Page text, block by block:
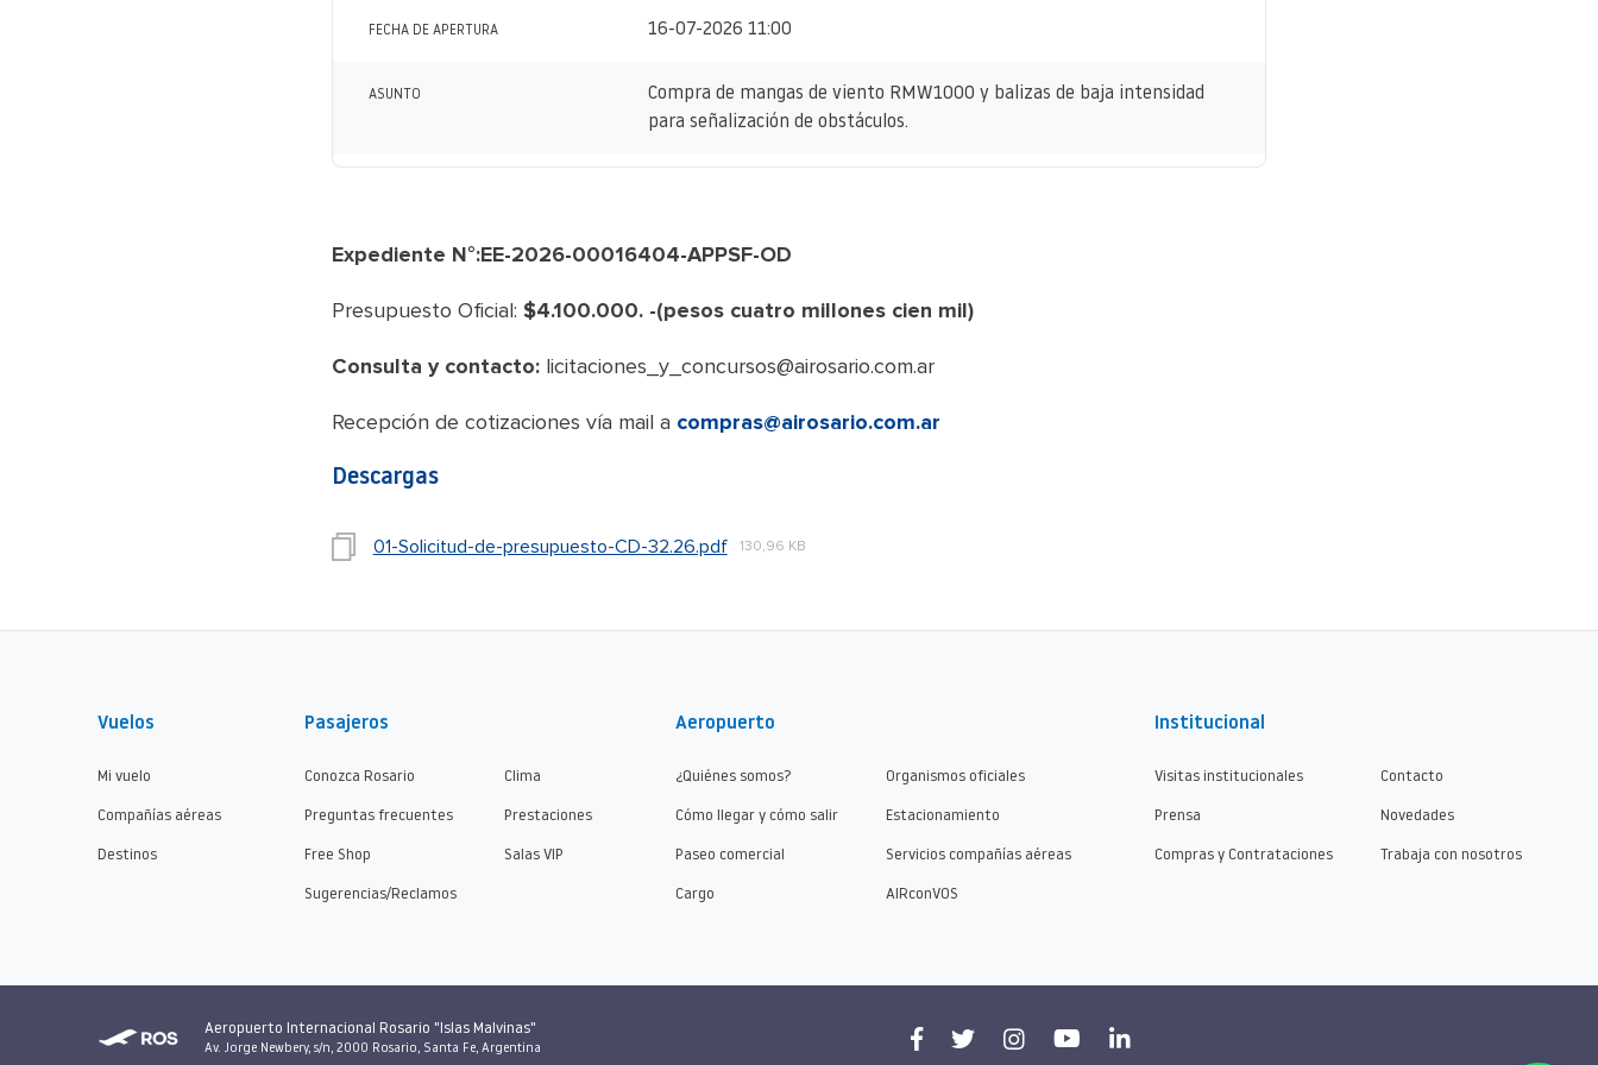
FECHA DE APERTURA 16-07-2026 11:00
ASUNTO
Compra de mangas de viento RMW1000 y balizas de baja intensidad
para señalización de obstáculos.
Expediente N°:EE-2026-00016404-APPSF-OD
Presupuesto Oficial: $4.100.000. -(pesos cuatro millones cien mil)
Consulta y contacto:licitaciones_y_concursos@airosario.com.ar
Recepción de cotizaciones vía mail a compras@airosario.com.ar
Descargas
01-Solicitud-de-presupuesto-CD-32.26.pdf 130,96 KB
Vuelos
Mi vuelo
Compañías aéreas
Destinos
Pasajeros
Conozca Rosario Clima
Preguntas frecuentes Prestaciones
Free Shop Salas VIP
Sugerencias/Reclamos
Aeropuerto
¿Quiénes somos? Organismos oficiales
Cómo llegar y cómo salir Estacionamiento
Paseo comercial Servicios compañías aéreas
Cargo AIRconVOS
Institucional
Visitas institucionales Contacto
Prensa Novedades
Compras y Contrataciones Trabaja con nosotros
Aeropuerto Internacional Rosario "Islas Malvinas"
Av. Jorge Newbery, s/n, 2000 Rosario, Santa Fe, Argentina